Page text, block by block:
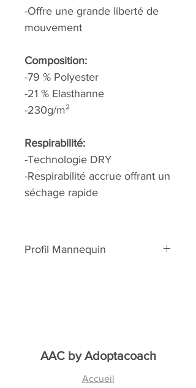
-Offre une grande liberté de
mouvement
Composition:
-79 % Polyester
-21 % Elasthanne
-230g/m²
Respirabilité:
-Technologie DRY
-Respirabilité accrue offrant un
séchage rapide
Profil Mannequin
AAC byAdoptacoach
Accueil